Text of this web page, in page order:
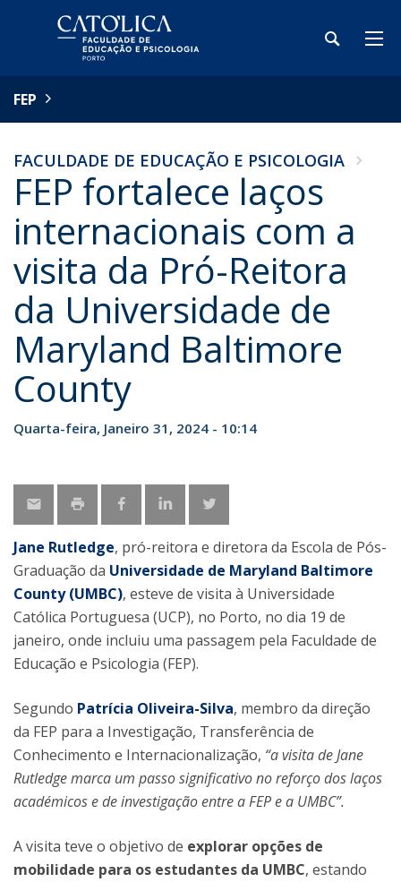
FEP
FACULDADE DE EDUCAÇÃO E PSICOLOGIA
FEP fortalece laços
internacionais com a
visita da Pró-Reitora
da Universidade de
Maryland Baltimore
County
Quarta-feira, Janeiro 31, 2024 - 10:14
Jane Rutledge, pró-reitora e diretora da Escola de Pós-
Graduação da Universidade de Maryland Baltimore
County (UMBC), esteve de visita à Universidade
Católica Portuguesa (UCP), no Porto, no dia 19 de
janeiro, onde incluiu uma passagem pela Faculdade de
Educação e Psicologia (FEP).
Segundo Patrícia Oliveira-Silva, membro da direção
da FEP para a Investigação, Transferência de
Conhecimento e Internacionalização, “a visita de Jane
Rutledge marca um passo significativo no reforço dos laços
académicos e de investigação entre a FEP e a UMBC”.
A visita teve o objetivo de explorar opções de
mobilidade para os estudantes da UMBC, estando